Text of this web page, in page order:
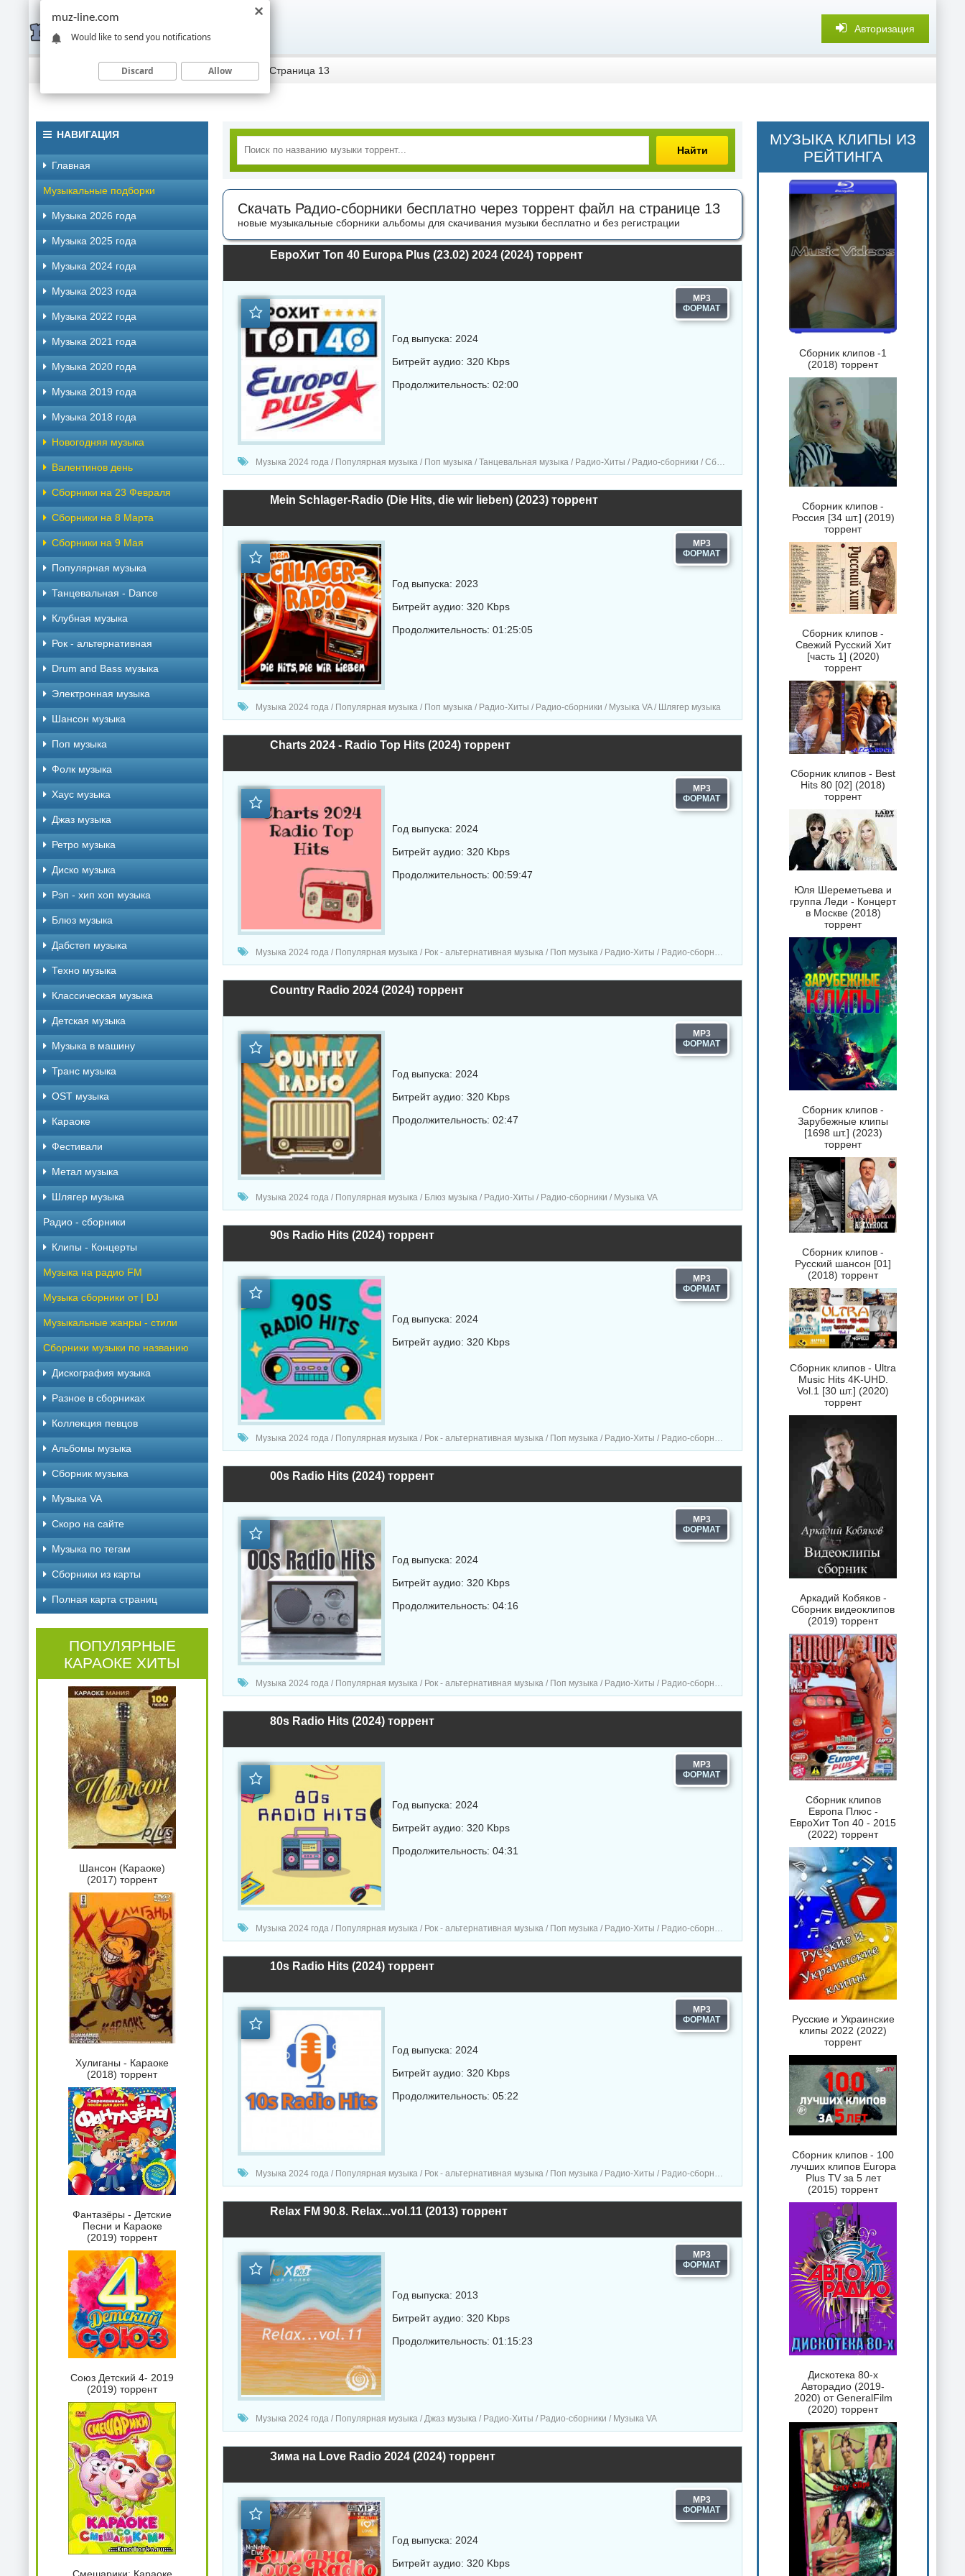
Авторизация
Скачать музыку торрентом Радио-сборники » Страница 13
Найти
Скачать Радио-сборники бесплатно через торрент файл на странице 13
новые музыкальные сборники альбомы для скачивания музыки бесплатно и без регистрации
ЕвроХит Топ 40 Europa Plus (23.02) 2024 (2024) торрент
MP3
Год выпуска: 2024
Битрейт аудио: 320 Kbps
Продолжительность: 02:00
Музыка 2024 года / Популярная музыка / Поп музыка / Танцевальная музыка / Радио-Хиты / Радио-сборники / Сборник музыка
Mein Schlager-Radio (Die Hits, die wir lieben) (2023) торрент
MP3
Год выпуска: 2023
Битрейт аудио: 320 Kbps
Продолжительность: 01:25:05
Музыка 2024 года / Популярная музыка / Поп музыка / Радио-Хиты / Радио-сборники / Музыка VA / Шлягер музыка
Charts 2024 - Radio Top Hits (2024) торрент
MP3
Год выпуска: 2024
Битрейт аудио: 320 Kbps
Продолжительность: 00:59:47
Музыка 2024 года / Популярная музыка / Рок - альтернативная музыка / Поп музыка / Радио-Хиты / Радио-сборники / Музыка VA
Country Radio 2024 (2024) торрент
MP3
Год выпуска: 2024
Битрейт аудио: 320 Kbps
Продолжительность: 02:47
Музыка 2024 года / Популярная музыка / Блюз музыка / Радио-Хиты / Радио-сборники / Музыка VA
90s Radio Hits (2024) торрент
MP3
Год выпуска: 2024
Битрейт аудио: 320 Kbps
Музыка 2024 года / Популярная музыка / Рок - альтернативная музыка / Поп музыка / Радио-Хиты / Радио-сборники / Сборник музыка
00s Radio Hits (2024) торрент
MP3
Год выпуска: 2024
Битрейт аудио: 320 Kbps
Продолжительность: 04:16
Музыка 2024 года / Популярная музыка / Рок - альтернативная музыка / Поп музыка / Радио-Хиты / Радио-сборники / Музыка VA
80s Radio Hits (2024) торрент
MP3
Год выпуска: 2024
Битрейт аудио: 320 Kbps
Продолжительность: 04:31
Музыка 2024 года / Популярная музыка / Рок - альтернативная музыка / Поп музыка / Радио-Хиты / Радио-сборники / Сборник музыка
10s Radio Hits (2024) торрент
MP3
Год выпуска: 2024
Битрейт аудио: 320 Kbps
Продолжительность: 05:22
Музыка 2024 года / Популярная музыка / Рок - альтернативная музыка / Поп музыка / Радио-Хиты / Радио-сборники / Музыка VA
Relax FM 90.8. Relax...vol.11 (2013) торрент
MP3
Год выпуска: 2013
Битрейт аудио: 320 Kbps
Продолжительность: 01:15:23
Музыка 2024 года / Популярная музыка / Джаз музыка / Радио-Хиты / Радио-сборники / Музыка VA
Зима на Love Radio 2024 (2024) торрент
MP3
Год выпуска: 2024
Битрейт аудио: 320 Kbps
НАВИГАЦИЯ
Главная
Музыкальные подборки
Музыка 2026 года
Музыка 2025 года
Музыка 2024 года
Музыка 2023 года
Музыка 2022 года
Музыка 2021 года
Музыка 2020 года
Музыка 2019 года
Музыка 2018 года
Новогодняя музыка
Валентинов день
Сборники на 23 Февраля
Сборники на 8 Марта
Сборники на 9 Мая
Популярная музыка
Танцевальная - Dance
Клубная музыка
Рок - альтернативная
Drum and Bass музыка
Электронная музыка
Шансон музыка
Поп музыка
Фолк музыка
Хаус музыка
Джаз музыка
Ретро музыка
Диско музыка
Рэп - хип хоп музыка
Блюз музыка
Дабстеп музыка
Техно музыка
Классическая музыка
Детская музыка
Музыка в машину
Транс музыка
OST музыка
Караоке
Фестивали
Метал музыка
Шлягер музыка
Радио - сборники
Клипы - Концерты
Музыка на радио FM
Музыка сборники от | DJ
Музыкальные жанры - стили
Сборники музыки по названию
Дискография музыка
Разное в сборниках
Коллекция певцов
Альбомы музыка
Сборник музыка
Музыка VA
Скоро на сайте
Музыка по тегам
Cборники из карты
Полная карта страниц
ПОПУЛЯРНЫЕ
КАРАОКЕ ХИТЫ
Шансон (Караоке)
(2017) торрент
Хулиганы - Караоке
(2018) торрент
Фантазёры - Детские
Песни и Караоке
(2019) торрент
Союз Детский 4- 2019
(2019) торрент
МУЗЫКА КЛИПЫ ИЗ
РЕЙТИНГА
Сборник клипов -1
(2018) торрент
Сборник клипов -
Россия [34 шт.] (2019)
торрент
Сборник клипов -
Свежий Русский Хит
[часть 1] (2020)
торрент
Сборник клипов - Best
Hits 80 [02] (2018)
торрент
Юля Шереметьева и
группа Леди - Концерт
в Москве (2018)
торрент
Сборник клипов -
Зарубежные клипы
[1698 шт.] (2023)
торрент
Сборник клипов -
Русский шансон [01]
(2018) торрент
Сборник клипов - Ultra
Music Hits 4K-UHD.
Vol.1 [30 шт.] (2020)
торрент
Аркадий Кобяков -
Сборник видеоклипов
(2019) торрент
Сборник клипов
Европа Плюс -
ЕвроХит Топ 40 - 2015
(2022) торрент
Русские и Украинские
клипы 2022 (2022)
торрент
Сборник клипов - 100
лучших клипов Europa
Plus TV за 5 лет
(2015) торрент
Дискотека 80-х
Авторадио (2019-
2020) от GeneralFilm
(2020) торрент
muz-line.com
Would like to send you notifications
Discard Allow